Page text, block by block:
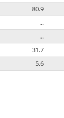
80.9
...
...
31.7
5.6